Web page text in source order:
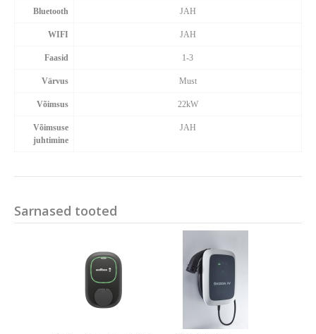
Bluetooth JAH
WIFI JAH
Faasid 1-3
Värvus Must
Võimsus 22kW
Võimsuse
juhtimine
JAH
Sarnased tooted